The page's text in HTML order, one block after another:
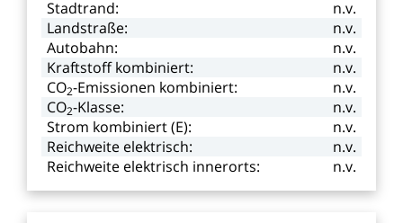
Stadtrand:
n.v.
Landstraße:
n.v.
Autobahn:
n.v.
Kraftstoff kombiniert:
n.v.
CO2-Emissionen kombiniert:
n.v.
CO2-Klasse:
n.v.
Strom kombiniert(E):
n.v.
Reichweite elektrisch:
n.v.
Reichweite elektrisch innerorts: n.v.